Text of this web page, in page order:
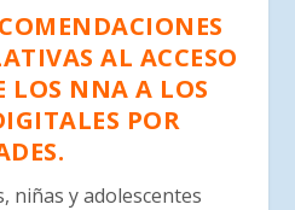
AL ACCESO
LOS NNA A LOS
POR
niñas y adolescentes